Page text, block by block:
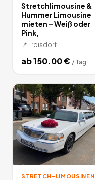
Stretchlimousine &
Hummer Limousine
mieten – Weiß oder
Pink,
📍 Troisdorf
ab150.00€ / Tag
STRETCH-LIMOUSINEN